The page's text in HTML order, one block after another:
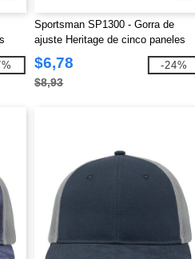
Sportsman SP1300 - Gorra de
ajuste Heritage de cinco paneles
con cuerda
$6,78
$8,93
-24%